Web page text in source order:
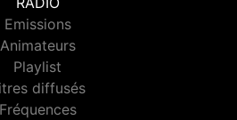
Emissions
Animateurs
Playlist
diffusés
Fréquences